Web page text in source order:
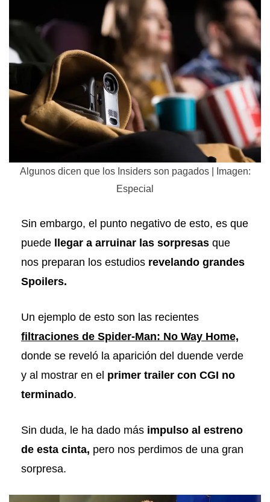
Algunos dicen que los Insiders son pagados | Imagen:
Especial
Sin embargo, el punto negativo de esto, es que
puede llegar a arruinar las sorpresas que
nos preparan los estudios revelando grandes
Spoilers.
Un ejemplo de esto son las recientes
filtraciones de Spider-Man: No Way Home,
donde se reveló la aparición del duende verde
y al mostrar en el primer trailer con CGI no
terminado.
Sin duda, le ha dado más impulso al estreno
de esta cinta, pero nos perdimos de una gran
sorpresa.